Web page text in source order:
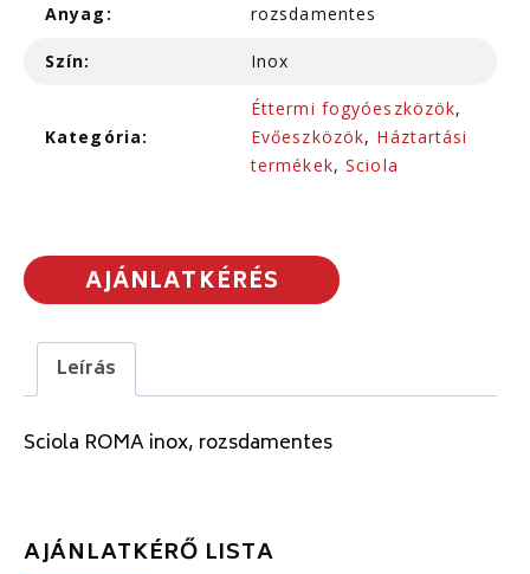
Anyag: rozsdamentes
Szín: Inox
Kategória:
Éttermi fogyóeszközök,
Evőeszközök, Háztartási
termékek,Sciola
AJÁNLATKÉRÉS
Leírás
Sciola ROMA inox, rozsdamentes
AJÁNLATKÉRŐ LISTA